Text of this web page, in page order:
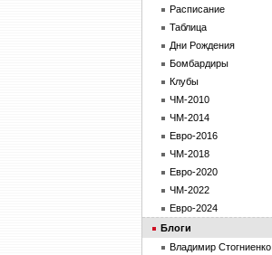
Расписание
Таблица
Дни Рождения
Бомбардиры
Клубы
ЧМ-2010
ЧМ-2014
Евро-2016
ЧМ-2018
Евро-2020
ЧМ-2022
Евро-2024
Блоги
Владимир Стогниенко